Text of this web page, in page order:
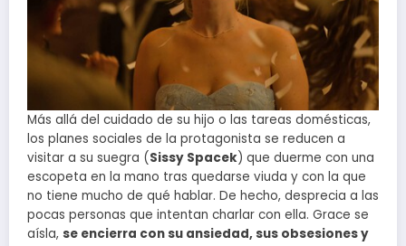
Más allá del cuidado de su hijo o las tareas domésticas,
los planes sociales de la protagonista se reducen a
visitar a su suegra (Sissy Spacek) que duerme con una
escopeta en la mano tras quedarse viuda y con la que
no tiene mucho de qué hablar. De hecho, desprecia a las
pocas personas que intentan charlar con ella. Grace se
aísla, se encierra con su ansiedad, sus obsesiones y